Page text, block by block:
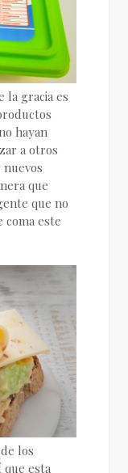
la gracia es
hayan
a otros
que
que no
coma este
los
que esta